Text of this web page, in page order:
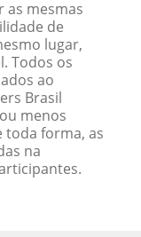
as mesmas
de
lugar,
Todos os
ao
Brasil
menos
toda forma, as
na